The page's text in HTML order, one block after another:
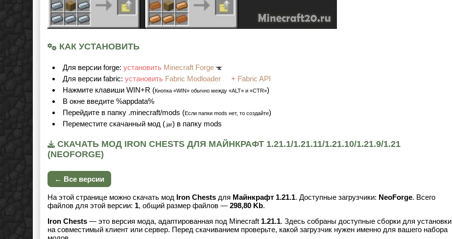
КАК УСТАНОВИТЬ
Для версии forge: установить Minecraft Forge
Для версии fabric: установить Fabric Modloader + Fabric API
Нажмите клавиши WIN+R (Кнопка «WIN» обычно между «ALT» и «CTR»)
В окне введите %appdata%
Перейдите в папку .minecraft/mods (Если папки mods нет, то создайте)
Переместите скачанный мод ( .jar) в папку mods
СКАЧАТЬ МОД IRON CHESTS ДЛЯ МАЙНКРАФТ 1.21.1/1.21.11/1.21.10/1.21.9/1.21
(NEOFORGE)
← Все версии
На этой странице можно скачать мод Iron Chests для Майнкрафт 1.21.1. Доступные загрузчики: NeoForge. Всего
файлов для этой версии: 1, общий размер файлов — 298,80 Kb.
Iron Chests — это версия мода, адаптированная под Minecraft 1.21.1. Здесь собраны доступные сборки для установки
на совместимый клиент или сервер. Перед скачиванием проверьте, какой загрузчик нужен именно для вашего набора